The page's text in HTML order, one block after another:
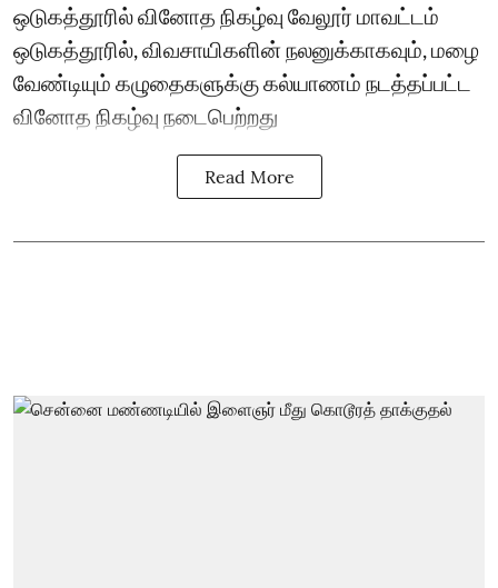
ஒடுகத்தூரில் வினோத நிகழ்வு வேலூர் மாவட்டம்
ஒடுகத்தூரில், விவசாயிகளின் நலனுக்காகவும், மழை
வேண்டியும் கழுதைகளுக்கு கல்யாணம் நடத்தப்பட்ட
வினோத நிகழ்வு நடைபெற்றது
Read More